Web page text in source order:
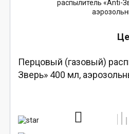
Перцовый (газовый)
Зверь» 400 мл,